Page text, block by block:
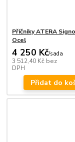
Příčníky ATERA
Ocel
4 250 Kč/sada
3 512,40 Kč bez
DPH
Přidat do